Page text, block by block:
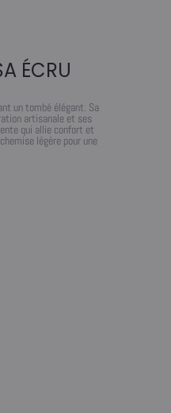
ÉCRU
un tombé élégant. Sa
artisanale et ses
qui allie confort et
légère pour une